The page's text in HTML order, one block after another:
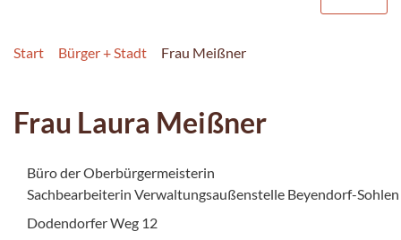
Start Bürger + Stadt Frau Meißner
Frau Laura Meißner
Büro der Oberbürgermeisterin
Sachbearbeiterin Verwaltungsaußenstelle Beyendorf-Sohlen
Dodendorfer Weg 12